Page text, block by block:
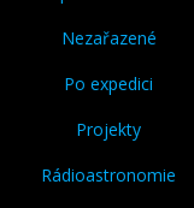
Nezařazené
Po expedici
Projekty
Rádioastronomie